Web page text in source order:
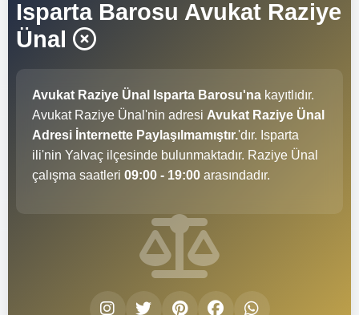
Isparta Barosu Avukat Raziye
Ünal
Avukat Raziye Ünal Isparta Barosu'na kayıtlıdır.
Avukat Raziye Ünal'nin adresi Avukat Raziye Ünal
Adresi İnternette Paylaşılmamıştır.'dır. Isparta
ili'nin Yalvaç ilçesinde bulunmaktadır. Raziye Ünal
çalışma saatleri 09:00 - 19:00 arasındadır.